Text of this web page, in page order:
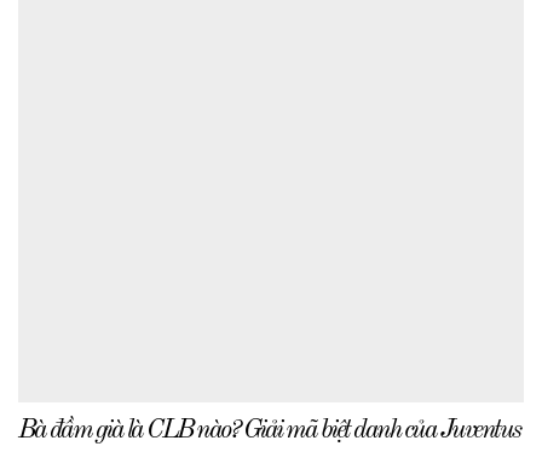
Bà đầm già là CLB nào? Giải mã biệt danh của Juventus